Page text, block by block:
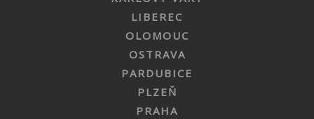
LIBEREC
OLOMOUC
OSTRAVA
PARDUBICE
PLZEŇ
PRAHA